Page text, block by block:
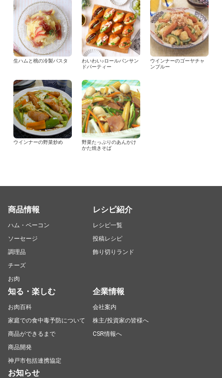
生ハムと桃の冷製パスタ
わいわい♪ロールパンサン
ドパーティー
ウインナーのゴーヤチャ
ンプルー
ウインナーの野菜炒め
野菜たっぷりのあんかけ
かた焼きそば
商品情報
ハム・ベーコン
ソーセージ
調理品
チーズ
お肉
レシピ紹介
レシピ一覧
投稿レシピ
飾り切りランド
知る・楽しむ
お肉百科
家庭での食中毒予防について
商品ができるまで
商品開発
神戸市包括連携協定
企業情報
会社案内
株主/投資家の皆様へ
CSR情報へ
お知らせ